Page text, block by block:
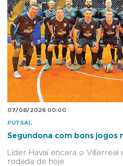
07/08/2026 00:00
FUTSAL
Segundona com bons jogos
Líder Havaí encara o Villarreal
rodada de hoje